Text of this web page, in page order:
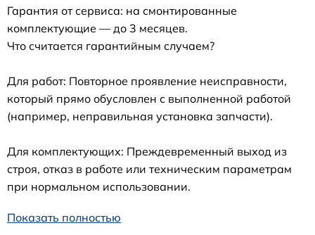
Гарантия от сервиса: на смонтированные
комплектующие — до 3 месяцев.
Что считается гарантийным случаем?
Для работ: Повторное проявление неисправности,
который прямо обусловлен с выполненной работой
(например, неправильная установка запчасти).
Для комплектующих: Преждевременный выход из
строя, отказ в работе или техническим параметрам
при нормальном использовании.
Показать полностью